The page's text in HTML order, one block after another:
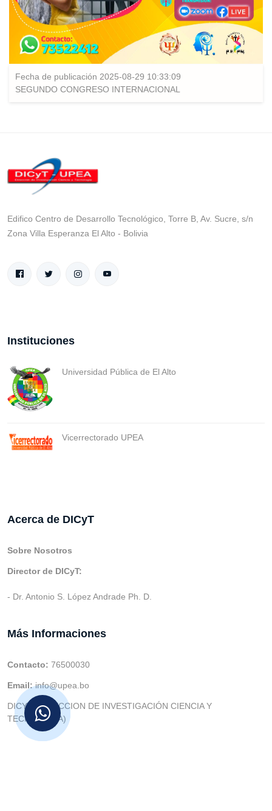
Fecha de publicación 2025-08-29 10:33:09
SEGUNDO CONGRESO INTERNACIONAL
Edifico Centro de Desarrollo Tecnológico, Torre B, Av. Sucre, s/n
Zona Villa Esperanza El Alto - Bolivia
Instituciones
Universidad Pública de El Alto
Vicerrectorado UPEA
Acerca de DICyT
Sobre Nosotros
Director de DICyT:
- Dr. Antonio S. López Andrade Ph. D.
Más Informaciones
Contacto: 76500030
Email:info@upea.bo
DICYT (DIRECCION DE INVESTIGACIÓN CIENCIA Y
TECNOLOGIA)